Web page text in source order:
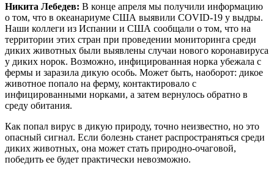
Никита Лебедев: В конце апреля мы получили информацию
о том, что в океанариуме США выявили COVID-19 у выдры.
Наши коллеги из Испании и США сообщали о том, что на
территории этих стран при проведении мониторинга среди
диких животных были выявлены случаи нового коронавируса
у диких норок. Возможно, инфицированная норка убежала с
фермы и заразила дикую особь. Может быть, наоборот: дикое
животное попало на ферму, контактировало с
инфицированными норками, а затем вернулось обратно в
среду обитания.
Как попал вирус в дикую природу, точно неизвестно, но это
опасный сигнал. Если болезнь станет распространяться среди
диких животных, она может стать природно-очаговой,
победить ее будет практически невозможно.